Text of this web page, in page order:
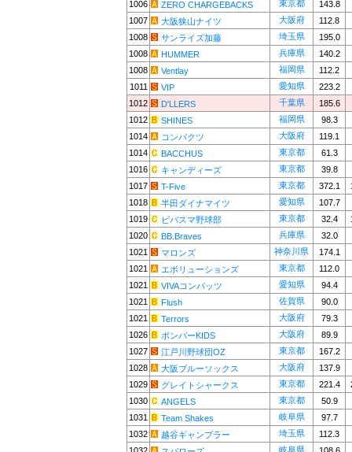
1006
ZERO CHARGEBACKS 東京都
143.8
1007
大阪狭山ナイツ 大阪府
112.8
1008
サンライズ加藤 埼玉県
195.0
1008
HUMMER 兵庫県
140.2
1008
Ventlay 福岡県
112.2
1011
VIP 愛知県
223.2
1012
D'LLERS 千葉県
185.6
1012
SHINES 福岡県
98.3
1014
コンパクツ 大阪府
119.1
1014
BACCHUS 東京都
61.3
1016
キャンディーズ 東京都
39.8
1017
T-Five 東京都 372.1
1018
半田ダイナマイツ 愛知県
107.7
1019
ビバスマ野球部 東京都 32.4
1020
BB.Braves 兵庫県
32.0
1021
マロンズ 神奈川県
174.1
1021
エボリューションズ 東京都
112.0
1021
VIVAコンバッツ 愛知県
94.4
1021
Flush 佐賀県
90.0
1021
Terrors 大阪府
79.3
1026
ボンバーKIDS 大阪府
89.9
1027
江戸川野球団OZ 東京都
167.2
1028
大阪ブルーソックス 大阪府
137.9
1029
グレイトシャークス 東京都 221.4
1030
ANGELS 東京都
50.9
1031
Team Shakes 岐阜県
97.7
1032
越谷ギャンブラー 埼玉県
112.3
岐阜県